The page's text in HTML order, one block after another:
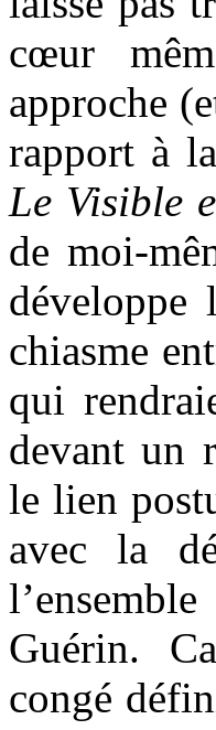
cœur
approche
rapport à
Le Visible
de moi-
développe
chiasme
qui
devant un
le lien
avec la
Guérin.
congé